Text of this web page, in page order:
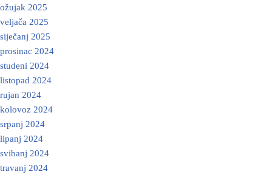
ožujak 2025
veljača 2025
siječanj 2025
prosinac 2024
studeni 2024
listopad 2024
rujan 2024
kolovoz 2024
srpanj 2024
lipanj 2024
svibanj 2024
travanj 2024